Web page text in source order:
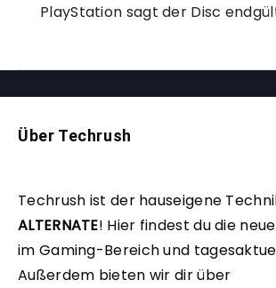
PlayStation sagt der Disc
Über Techrush
Techrush ist der hauseigene
ALTERNATE! Hier findest du die
im Gaming-Bereich und
Außerdem bieten wir dir über